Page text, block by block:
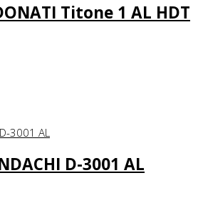
Titone 1 AL HDT
D-3001 AL